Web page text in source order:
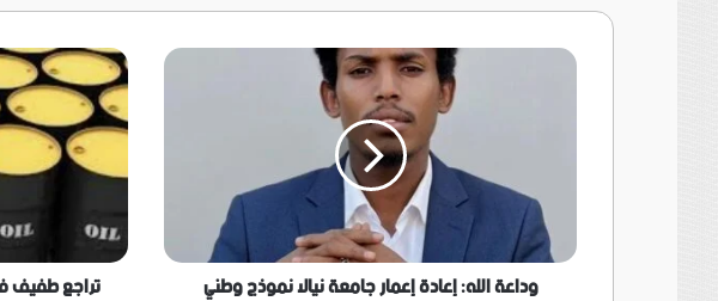
وداعة
نموذج
وطني
ينبغيتعميمه
وداعة الله: إعادة إعمار جامعة نيالا نموذج وطني
تراجع
طفيف
في
أسعار
النفط
و"بريت"
يسجل
71.88
دولارللبرميل